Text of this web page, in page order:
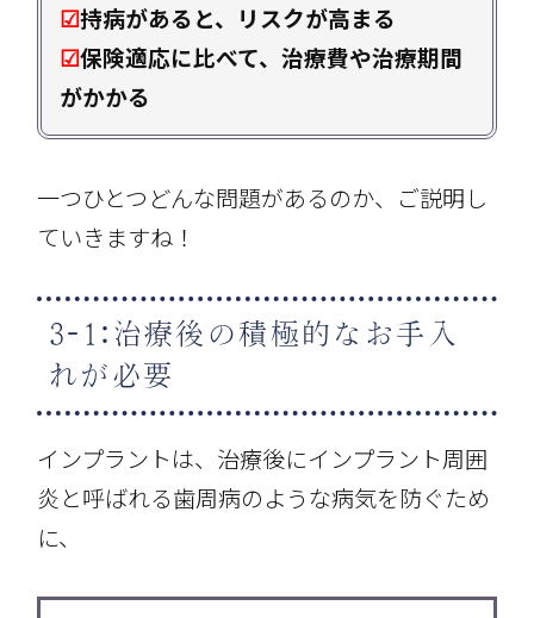
☑持病があると、リスクが高まる
☑保険適応に比べて、治療費や治療期間
がかかる
一つひとつどんな問題があるのか、ご説明し
ていきますね！
3-1:治療後の積極的なお手入
れが必要
インプラントは、治療後にインプラント周囲
炎と呼ばれる歯周病のような病気を防ぐため
に、